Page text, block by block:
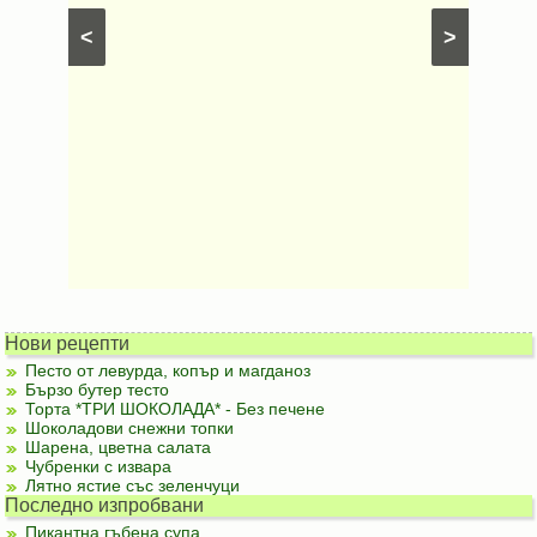
>
<
Нови рецепти
Песто от левурда, копър и магданоз
Бързо бутер тесто
Торта *ТРИ ШОКОЛАДА* - Без печене
Шоколадови снежни топки
Шарена, цветна салата
Чубренки с извара
Лятно ястие със зеленчуци
Последно изпробвани
Пикантна гъбена супа